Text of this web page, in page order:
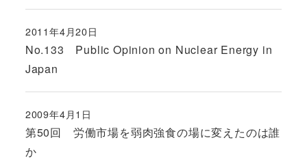
No.133 Public Opinion on Nuclear Energy in
Japan
投稿日
2011年4月20日
第50回 労働市場を弱肉強食の場に変えたのは誰
か
投稿日
2009年4月1日